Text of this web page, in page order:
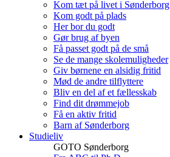
Kom tæt på livet i Sønderborg
Kom godt på plads
Her bor du godt
Gør brug af byen
Få passet godt på de små
Se de mange skolemuligheder
Giv børnene en alsidig fritid
Mød de andre tilflyttere
Bliv en del af et fællesskab
Find dit drømmejob
Få en aktiv fritid
Barn af Sønderborg
Studieliv
GOTO Sønderborg